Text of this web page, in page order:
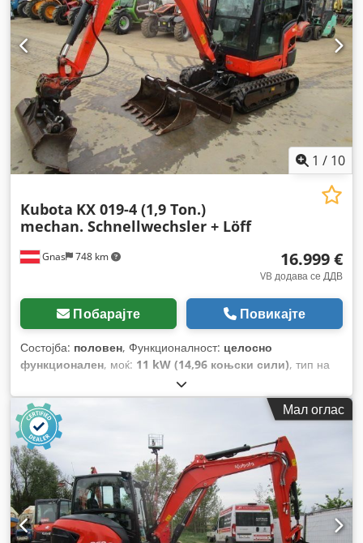
1 / 10
Gnas 748 km
Kubota KX 019-4 (1,9 Ton.)
mechan. Schnellwechsler + Löff
16.999 €
VB додава се ДДВ
Побарајте Повикајте
Состојба: половен, Функционалност: целосно
функционален, моќ: 11 kW (14,96 коњски сили), тип на
, празна тежина:
изградба:2012, работни часови:3.441 h, тип на погон:
Diesel, Мал оглас